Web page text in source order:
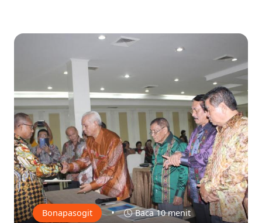
Bonapasogit • Baca 10 menit